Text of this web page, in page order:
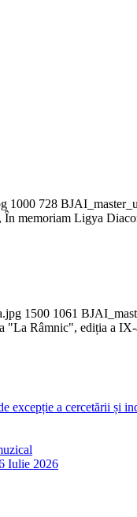
1000 728
memoriam Ligya
1500 1061
"La Râmnic", ediția a IX-
a cercetării și
Iulie 2026